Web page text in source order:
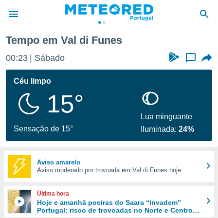
da
foi
fornecidas
a este
das
e
forma
digital
Tempo em Val di Funes
00:23 Sábado ...
Céu limpo
15°
Sensação de 15°
Lua minguante
Iluminada:24%
Aviso amarelo
Aviso moderado por trovoada em Val di Funes hoje
Última hora
Hoje e amanhã poeiras do Saara “invadem”
Portugal: risco de trovoadas no Norte e Centro